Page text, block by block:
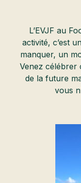
L’EVJF au
activité, c’est
manquer, un
Venez célébrer
de la future
vous